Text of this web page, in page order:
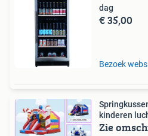
dag
€ 35,00
Bezoek
kinderen
Zie